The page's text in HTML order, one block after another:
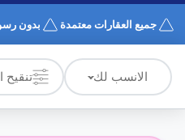
كيف
تعمل؟
الأسئلة
الشائعة
جميع العقارات معتمدة بدون
الانسب لك تنقيح